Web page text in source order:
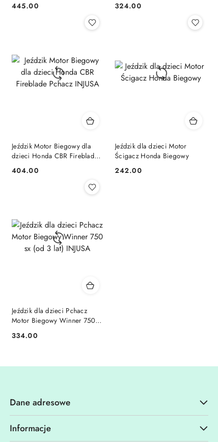
Cena:
445.00 Cena:
324.00
Jeździk Motor Biegowy dla
dzieci Honda CBR Fireblade
Cena:
404.00
Jeździk dla dzieci Motor
Ścigacz Honda Biegowy
Cena:
242.00
Jeździk dla dzieci Pchacz
Motor Biegowy Winner 750
Cena:
334.00
Dane adresowe
Informacje